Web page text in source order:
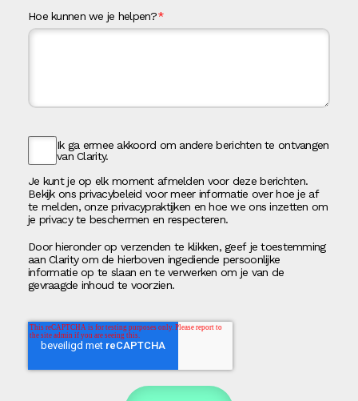
Hoe kunnen we je helpen?*
Ik ga ermee akkoord om andere berichten te ontvangen
van Clarity.
Je kunt je op elk moment afmelden voor deze berichten.
Bekijk ons privacybeleid voor meer informatie over hoe je af
te melden, onze privacypraktijken en hoe we ons inzetten om
je privacy te beschermen en respecteren.
Door hieronder op verzenden te klikken, geef je toestemming
aan Clarity om de hierboven ingediende persoonlijke
informatie op te slaan en te verwerken om je van de
gevraagde inhoud te voorzien.